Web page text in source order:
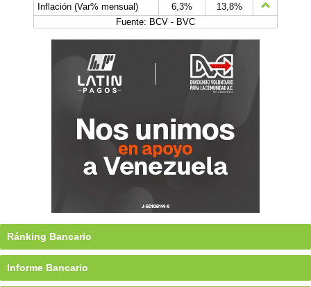
Inflación (Var% mensual)
6,3%
13,8%
Fuente: BCV - BVC
Ránking Bancario
Informe Bancario